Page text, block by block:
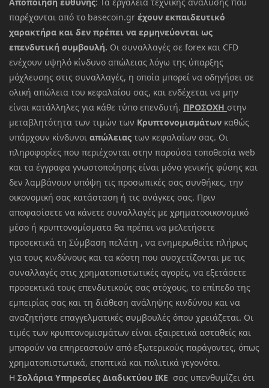
Αποποίηση ευθύνης: Τα εργαλεία τεχνικής ανάλυσης που
παρέχονται από το basecoin.gr έχουν εκπαιδευτικό
χαρακτήρα και δεν πρέπει να ερμηνεύονται ως
επενδυτική συμβουλή. Οι συναλλαγές σε forex και CFD
ενέχουν υψηλό κίνδυνο απώλειας λόγω της ύπαρξης
μόχλευσης στις συναλλαγές, η οποία μπορεί να οδηγήσει σε
ολική απώλεια του κεφαλαίου σας, και ενδέχεται να μην
είναι κατάλληλες για κάθε τύπο επενδυτή. ΠΡΟΣΟΧΗ στην
μεταβλητότητα των τιμών των Κρυπτονομισμάτων καθώς
υπάρχουν κίνδυνοι απώλειας των κεφαλαίων σας. Οι
πληροφορίες που περιέχονται στην παρούσα τοποθεσία web
και τα έγγραφα γνωστοποίησης είναι μόνο γενικής φύσης και
δεν λαμβάνουν υπόψη τις προσωπικές σας συνθήκες, την
οικονομική σας κατάσταση ή τις ανάγκες σας. Πριν
αποφασίσετε να κάνετε συναλλαγές με χρηματοοικονομικό
μέσο ή κρυπτονομίσματα θα πρέπει να μελετήσετε
προσεκτικά τη Σύμβαση πελάτη , να ενημερωθείτε πλήρως
για τους κινδύνους και τα κόστη που συσχετίζονται με τις
συναλλαγές στις χρηματοπιστωτικές αγορές, να εξετάσετε
προσεκτικά τους επενδυτικούς σας στόχους, το επίπεδο της
εμπειρίας σας και τη διάθεση ανάληψης κινδύνου και να
αναζητήστε επαγγελματικές συμβουλές όπου χρειάζεται. Οι
τιμές των κρυπτονομισμάτων είναι εξαιρετικά ασταθείς και
μπορούν να επηρεαστούν από εξωτερικούς παράγοντες, όπως
χρηματοπιστωτικά, εποπτικά και πολιτικά γεγονότα.
Η Σολάρια Υπηρεσίες Διαδικτύου ΙΚΕ σας υπενθυμίζει ότι